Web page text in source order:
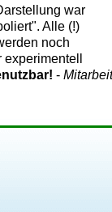
war
Alle (!)
noch
- Mitarbeit